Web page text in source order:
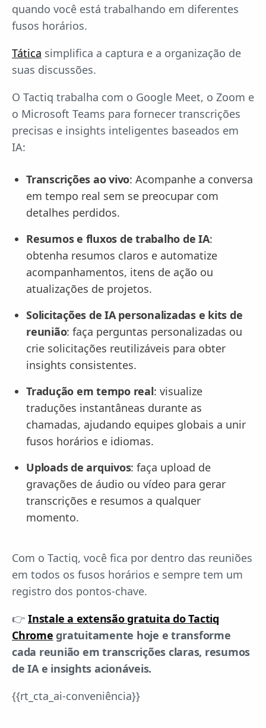
quando você está trabalhando em diferentes
fusos horários.
Tática simplifica a captura e a organização de
suas discussões.
O Tactiq trabalha com o Google Meet, o Zoom e
o Microsoft Teams para fornecer transcrições
precisas e insights inteligentes baseados em
IA:
Transcrições ao vivo: Acompanhe a conversa
em tempo real sem se preocupar com
detalhes perdidos.
Resumos e fluxos de trabalho de IA:
obtenha resumos claros e automatize
acompanhamentos, itens de ação ou
atualizações de projetos.
Solicitações de IA personalizadas e kits de
reunião: faça perguntas personalizadas ou
crie solicitações reutilizáveis para obter
insights consistentes.
Tradução em tempo real: visualize
traduções instantâneas durante as
chamadas, ajudando equipes globais a unir
fusos horários e idiomas.
Uploads de arquivos: faça upload de
gravações de áudio ou vídeo para gerar
transcrições e resumos a qualquer
momento.
Com o Tactiq, você fica por dentro das reuniões
em todos os fusos horários e sempre tem um
registro dos pontos-chave.
👉 Instale a extensão gratuita do Tactiq
Chrome gratuitamente hoje e transforme
cada reunião em transcrições claras, resumos
de IA e insights acionáveis.
{{rt_cta_ai-conveniência}}